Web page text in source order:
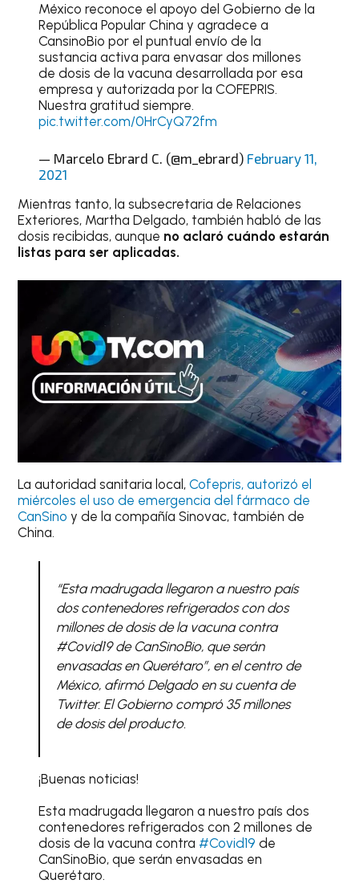
México reconoce el apoyo del Gobierno de la
República Popular China y agradece a
CansinoBio por el puntual envío de la
sustancia activa para envasar dos millones
de dosis de la vacuna desarrollada por esa
empresa y autorizada por la COFEPRIS.
Nuestra gratitud siempre.
pic.twitter.com/0HrCyQ72fm
— Marcelo Ebrard C. (@m_ebrard) February 11,
2021
Mientras tanto, la subsecretaria de Relaciones
Exteriores, Martha Delgado, también habló de las
dosis recibidas, aunque no aclaró cuándo estarán
listas para ser aplicadas.
La autoridad sanitaria local,Cofepris, autorizó el
miércoles el uso de emergencia del fármaco de
CanSinoy de la compañía Sinovac, también de
China.
“Esta madrugada llegaron a nuestro país
dos contenedores refrigerados con dos
millones de dosis de la vacuna contra
#Covid19 de CanSinoBio, que serán
envasadas en Querétaro”, en el centro de
México, afirmó Delgado en su cuenta de
Twitter. El Gobierno compró 35 millones
de dosis del producto.
¡Buenas noticias!
Esta madrugada llegaron a nuestro país dos
contenedores refrigerados con 2 millones de
dosis de la vacuna contra #Covid19 de
CanSinoBio, que serán envasadas en
Querétaro.